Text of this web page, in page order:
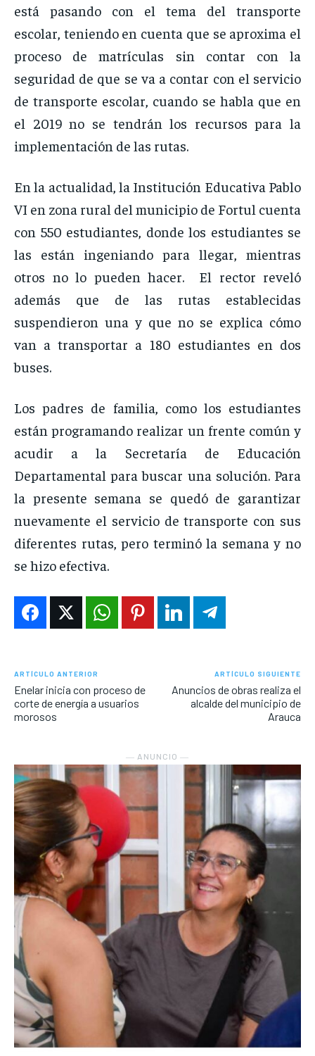
está pasando con el tema del transporte
escolar, teniendo en cuenta que se aproxima el
proceso de matrículas sin contar con la
seguridad de que se va a contar con el servicio
de transporte escolar, cuando se habla que en
el 2019 no se tendrán los recursos para la
implementación de las rutas.
En la actualidad, la Institución Educativa Pablo
VI en zona rural del municipio de Fortul cuenta
con 550 estudiantes, donde los estudiantes se
las están ingeniando para llegar, mientras
otros no lo pueden hacer. El rector reveló
además que de las rutas establecidas
suspendieron una y que no se explica cómo
van a transportar a 180 estudiantes en dos
buses.
Los padres de familia, como los estudiantes
están programando realizar un frente común y
acudir a la Secretaría de Educación
Departamental para buscar una solución. Para
la presente semana se quedó de garantizar
nuevamente el servicio de transporte con sus
diferentes rutas, pero terminó la semana y no
se hizo efectiva.
ARTÍCULO ANTERIOR
Enelar inicia con proceso de
corte de energía a usuarios
morosos
ARTÍCULO SIGUIENTE
Anuncios de obras realiza el
alcalde del municipio de
Arauca
― ANUNCIO ―